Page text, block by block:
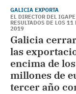
GALICIA EXPORTA
EL DIRECTOR DEL
RESULTADOS DE LOS 11
2019
Galicia
las
encima de
millones de
tercer año